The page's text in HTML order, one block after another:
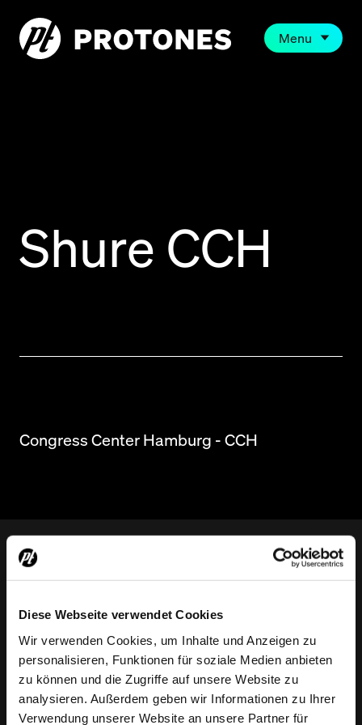
Diese Webseite verwendet Cookies
Wir verwenden Cookies, um Inhalte und Anzeigen zu
personalisieren, Funktionen für soziale Medien anbieten
zu können und die Zugriffe auf unsere Website zu
analysieren. Außerdem geben wir Informationen zu Ihrer
Verwendung unserer Website an unsere Partner für
Menu
Shure CCH
Congress Center Hamburg - CCH
Protones, LLC
Zeppelinstraße3
21337Lüneburg